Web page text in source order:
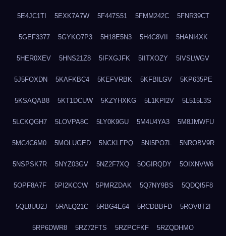
5E4JC1TI 5EXK7A7W 5F447S51 5FMM242C 5FNR39CT
5GEF3377 5GYKO7P3 5H18E5N3 5H4C8VII 5HANI4XK
5HER0XEV 5HNS21Z8 5IFXGJFK 5IITXOZY 5IVSLWGV
5J5FOXDN 5KAFKBC4 5KEFVRBK 5KFBILGV 5KP635PE
5KSAQAB8 5KT1DCUW 5KZYHXKG 5L1KPI2V 5L515L3S
5LCKQGH7 5LOVPA8C 5LY0K9GU 5M4U4YA3 5M8JMWFU
5MC4C6M0 5MOLUGED 5NCKLFPQ 5NI5PO7L 5NROBV9R
5NSPSK7R 5NYZ03GV 5NZ2F7XQ 5OGIRQDY 5OIXNVW6
5OPF8A7F 5PI2KCCW 5PMRZDAK 5Q7NY9BS 5QDQI5F8
5QL8UU2J 5RALQ21C 5RBG4E64 5RCDBBFD 5ROV8T2I
5RP6DWR8 5RZ72FTS 5RZPCFKF 5RZQDHMO